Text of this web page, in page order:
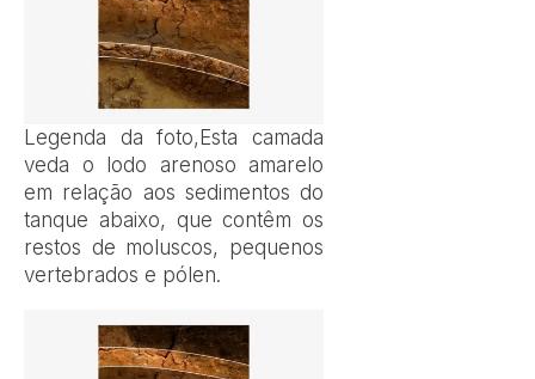
Legenda da foto,Esta camada
veda o lodo arenoso amarelo
em relação aos sedimentos do
tanque abaixo, que contêm os
restos de moluscos, pequenos
vertebrados e pólen.